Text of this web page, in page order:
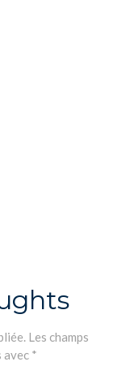
Les champs
avec *